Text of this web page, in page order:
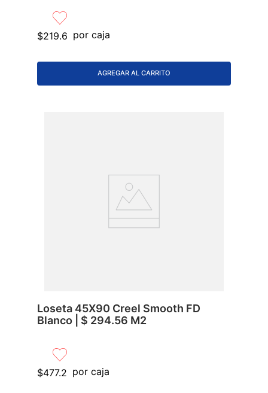
$219.6 por caja
AGREGAR AL CARRITO
Loseta 45X90 Creel Smooth FD
Blanco | $ 294.56 M2
$477.2 por caja